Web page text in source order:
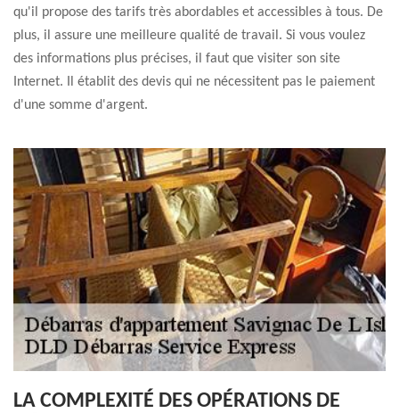
qu'il propose des tarifs très abordables et accessibles à tous. De
plus, il assure une meilleure qualité de travail. Si vous voulez
des informations plus précises, il faut que visiter son site
Internet. Il établit des devis qui ne nécessitent pas le paiement
d'une somme d'argent.
LA COMPLEXITÉ DES OPÉRATIONS DE